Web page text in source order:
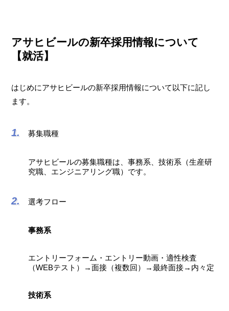
アサヒビールの新卒採用情報について
【就活】
はじめにアサヒビールの新卒採用情報について以下に記し
ます。
募集職種
アサヒビールの募集職種は、事務系、技術系（生産研
究職、エンジニアリング職）です。
選考フロー
事務系
エントリーフォーム・エントリー動画・適性検査
（WEBテスト）→面接（複数回）→最終面接→内々定
技術系